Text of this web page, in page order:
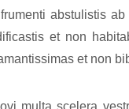
abstulistis
et non
et non
multa scelera